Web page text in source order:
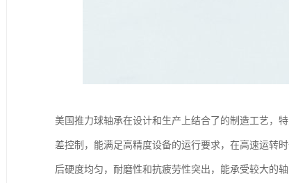
美国推力球轴承在设计和生产上结合了的制造工艺，
差控制，能满足高精度设备的运行要求，在高速运转
后硬度均匀，耐磨性和抗疲劳性突出，能承受较大的